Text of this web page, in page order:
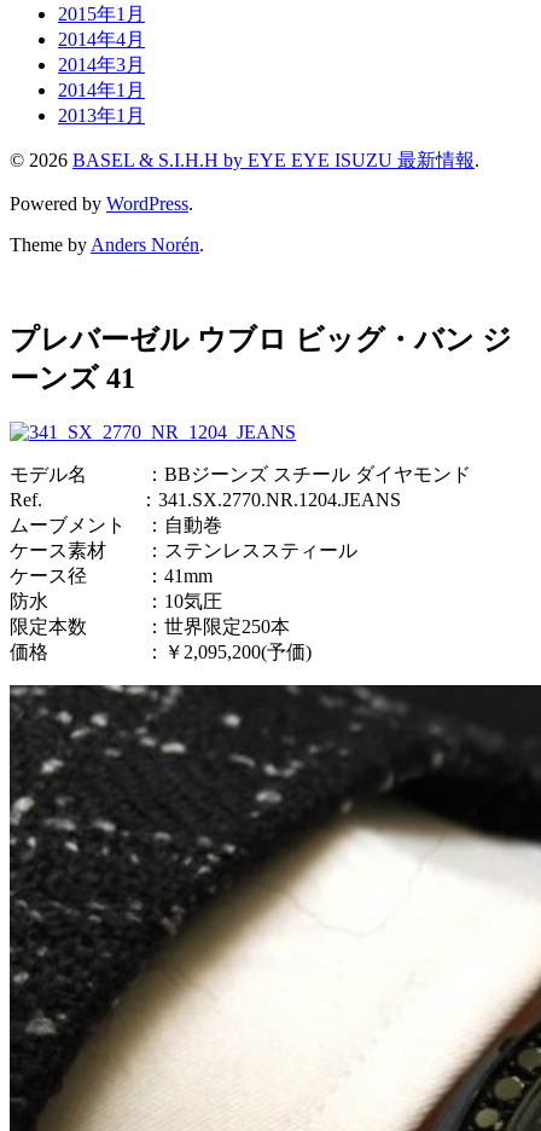
2015年1月
2014年4月
2014年3月
2014年1月
2013年1月
© 2026 BASEL & S.I.H.H by EYE EYE ISUZU 最新情報.
Powered by WordPress.
Theme by Anders Norén.
プレバーゼル ウブロ ビッグ・バン ジ
ーンズ 41
モデル名 ：BBジーンズ スチール ダイヤモンド
Ref. ：341.SX.2770.NR.1204.JEANS
ムーブメント ：自動巻
ケース素材 ：ステンレススティール
ケース径 ：41mm
防水 ：10気圧
限定本数 ：世界限定250本
価格 ：￥2,095,200(予価)